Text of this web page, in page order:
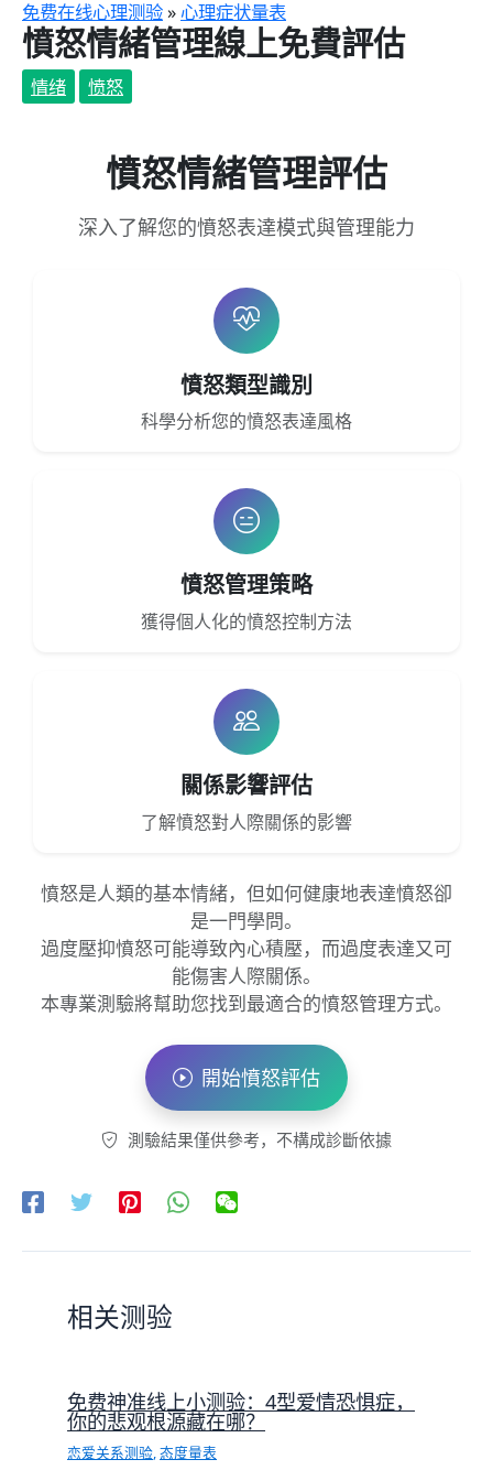
免费在线心理测验»心理症状量表
憤怒情緒管理線上免費評估
情绪 愤怒
憤怒情緒管理評估
深入了解您的憤怒表達模式與管理能力
憤怒類型識別
科學分析您的憤怒表達風格
憤怒管理策略
獲得個人化的憤怒控制方法
關係影響評估
了解憤怒對人際關係的影響
憤怒是人類的基本情緒，但如何健康地表達憤怒卻
是一門學問。
過度壓抑憤怒可能導致內心積壓，而過度表達又可
能傷害人際關係。
本專業測驗將幫助您找到最適合的憤怒管理方式。
開始憤怒評估
測驗結果僅供參考，不構成診斷依據
相关测验
免费神准线上小测验：4型爱情恐惧症，
你的悲观根源藏在哪？
恋爱关系测验,态度量表